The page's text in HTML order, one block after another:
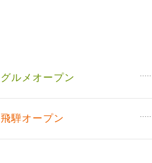
グルメオープン
飛騨オープン